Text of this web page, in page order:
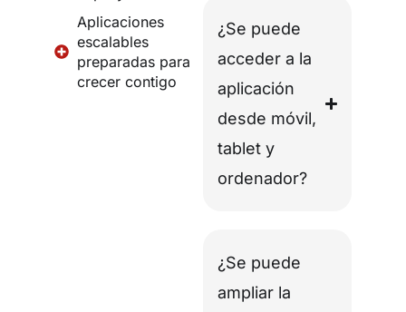
Aplicaciones
escalables
preparadas para
crecer contigo
¿Se puede
acceder a la
aplicación
desde móvil,
tablet y
ordenador?
¿Se puede
ampliar la